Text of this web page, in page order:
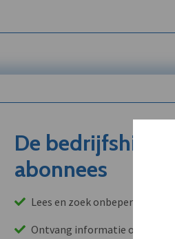
De
abonnees
Lees en zoek onbeperkt in
Ontvang informatie over